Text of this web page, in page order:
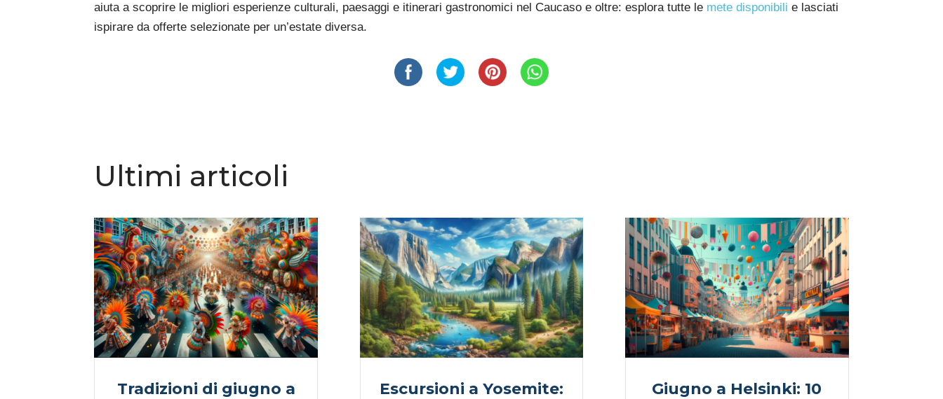
aiuta a scoprire le migliori esperienze culturali, paesaggi e itinerari gastronomici nel Caucaso e oltre: esplora tutte le mete disponibili e lasciati
ispirare da offerte selezionate per un’estate diversa.
Ultimi articoli
Tradizioni di giugno a
Escursioni a Yosemite:
Giugno a Helsinki: 10